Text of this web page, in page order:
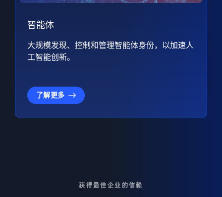
智能体
大规模发现、控制和管理智能体身份，以加速人
工智能创新。
了解更多
获得最佳企业的信赖